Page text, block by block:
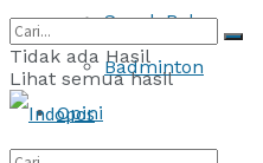
Sepak Bola
Badminton
Opini
Tidak ada Hasil
Lihat semua hasil